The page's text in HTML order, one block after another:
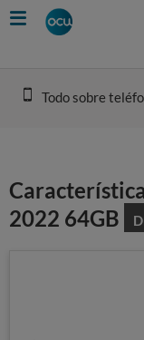
Skip
to
Todo sobre
2022 64GB